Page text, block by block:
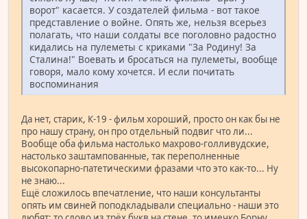
ворот" касается. У создателей фильма - вот такое
представление о войне. Опять же, нельзя всерьез
полагать, что наши солдаты все поголовно радостно
кидались на пулеметы с криками "За Родину! За
Сталина!" Воевать и бросаться на пулеметы, вообще
говоря, мало кому хочется. И если почитать
воспоминания
Да нет, старик, К-19 - фильм хороший, просто он как бы не
про нашу страну, он про отдельный подвиг что ли...
Вообще оба фильма настолько махрово-голливудские,
настолько заштампованные, так переполненные
высокопарно-патетическими фразами что это как-то... Ну
не знаю...
Ещё сложилось впечатление, что наши консультанты
опять им свиней поподкладывали специально - наши это